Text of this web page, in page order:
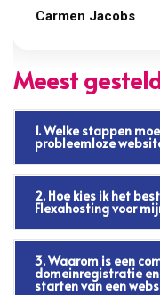
james van oranje
Meest
1. Welke stappen
probleemloze
2. Hoe kies ik het
Flexahosting voor
3. Waarom is een
domeinregistratie
starten van een